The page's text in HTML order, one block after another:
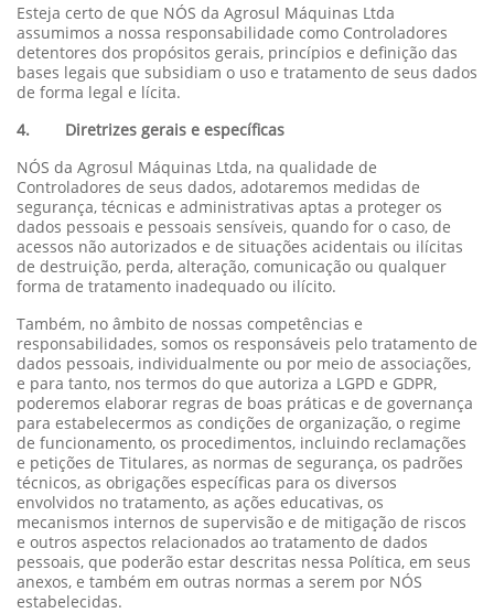
Esteja certo de que NÓS da Agrosul Máquinas Ltda
assumimos a nossa responsabilidade como Controladores
detentores dos propósitos gerais, princípios e definição das
bases legais que subsidiam o uso e tratamento de seus dados
de forma legal e lícita.
4. Diretrizes gerais e específicas
NÓS da Agrosul Máquinas Ltda, na qualidade de
Controladores de seus dados, adotaremos medidas de
segurança, técnicas e administrativas aptas a proteger os
dados pessoais e pessoais sensíveis, quando for o caso, de
acessos não autorizados e de situações acidentais ou ilícitas
de destruição, perda, alteração, comunicação ou qualquer
forma de tratamento inadequado ou ilícito.
Também, no âmbito de nossas competências e
responsabilidades, somos os responsáveis pelo tratamento de
dados pessoais, individualmente ou por meio de associações,
e para tanto, nos termos do que autoriza a LGPD e GDPR,
poderemos elaborar regras de boas práticas e de governança
para estabelecermos as condições de organização, o regime
de funcionamento, os procedimentos, incluindo reclamações
e petições de Titulares, as normas de segurança, os padrões
técnicos, as obrigações específicas para os diversos
envolvidos no tratamento, as ações educativas, os
mecanismos internos de supervisão e de mitigação de riscos
e outros aspectos relacionados ao tratamento de dados
pessoais, que poderão estar descritas nessa Política, em seus
anexos, e também em outras normas a serem por NÓS
estabelecidas.